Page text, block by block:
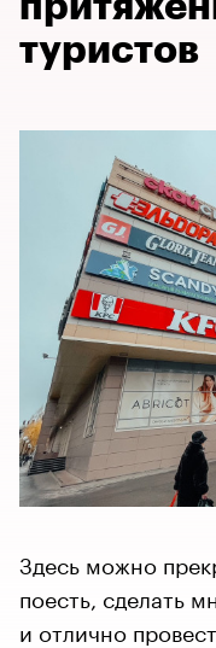
туристов
Здесь можно
поесть, сделать
и отлично